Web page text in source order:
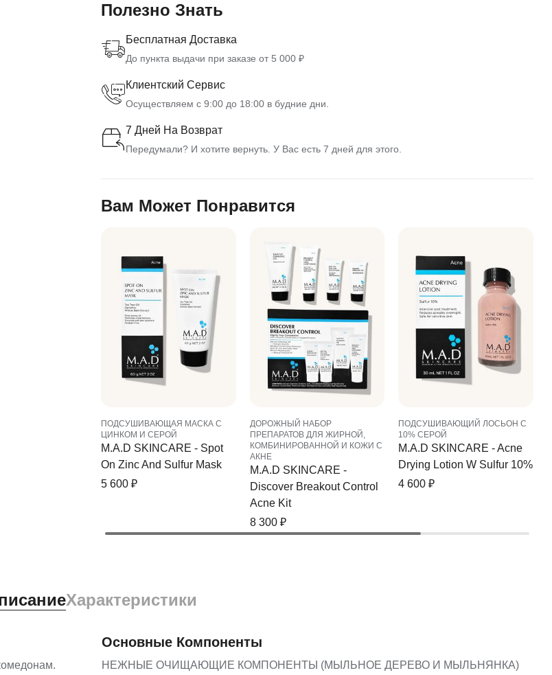
Полезно Знать
Бесплатная Доставка
До пункта выдачи при заказе от 5 000 ₽
Клиентский Сервис
Осуществляем с 9:00 до 18:00 в будние дни.
7 Дней На Возврат
Передумали? И хотите вернуть. У Вас есть 7 дней для этого.
Вам Может Понравится
ПОДСУШИВАЮЩАЯ МАСКА С
ЦИНКОМ И СЕРОЙ
M.A.D SKINCARE - Spot
On Zinc And Sulfur Mask
5 600 ₽
ДОРОЖНЫЙ НАБОР
ПРЕПАРАТОВ ДЛЯ ЖИРНОЙ,
КОМБИНИРОВАННОЙ И КОЖИ С
АКНЕ
M.A.D SKINCARE -
Discover Breakout Control
Acne Kit
8 300₽
ПОДСУШИВАЮЩИЙ ЛОСЬОН С
10% СЕРОЙ
M.A.D SKINCARE - Acne
Drying Lotion W Sulfur 10%
4 600 ₽
Характеристики
Основные Компоненты
НЕЖНЫЕ ОЧИЩАЮЩИЕ КОМПОНЕНТЫ (МЫЛЬНОЕ ДЕРЕВО И МЫЛЬНЯНКА)